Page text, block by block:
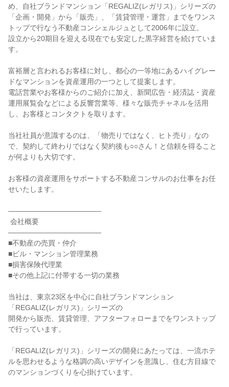
め、自社ブランドマンション「REGALIZ(レガリス)」シリーズの
「企画・開発」から「販売」、「賃貸管理・運営」までをワンス
トップで行なう不動産コンシェルジュとして2006年に設立。
設立から20期目を迎える現在でも安定した黒字経営を続けていま
す。
富裕層と言われるお客様に対し、都心の一等地にあるハイグレー
ドなマンションを資産運用の一つとして提案します。
電話営業やお客様からのご紹介に加え、新聞広告・経済誌・資産
運用展覧会などによる反響営業等、様々な販売チャネルを活用
し、お客様とコンタクトを取ります。
当社社員が意識するのは、「物売りではなく、ヒト売り」なの
で、契約して終わりではなく契約後も○○さん！と信頼を得ること
が何よりも大切です。
お客様の資産運用をサポートする不動産コンサルのお仕事をお任
せいたします。
―――――――――――――
―――――――――――――
■不動産の売買・仲介
■ビル・マンション管理業務
■損害保険代理業
■その他上記に付帯する一切の業務
当社は、東京23区を中心に自社ブランドマンション
「REGALIZ(レガリス)」シリーズの
開発から販売、賃貸管理、アフターフォローまでをワンストップ
で行っています。
「REGALIZ(レガリス)」シリーズの開発にあたっては、一流ホテ
ルを思わせるような格調の高いデザインを意識し、住む方目線で
のマンションづくりを心掛けています。